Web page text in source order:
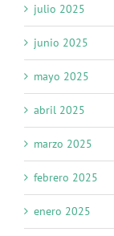
julio 2025
junio 2025
mayo 2025
abril 2025
marzo 2025
febrero 2025
enero 2025